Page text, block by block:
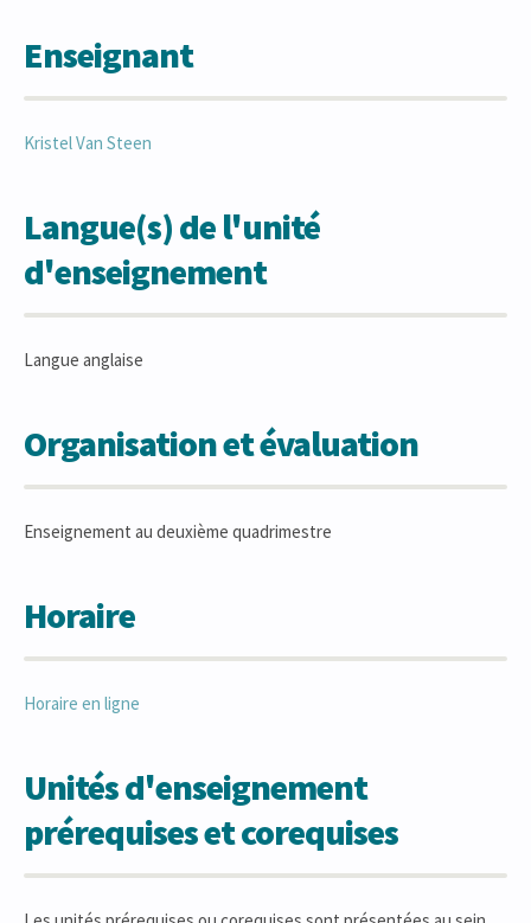
Enseignant
KristelVan Steen
Langue(s) de l'unité
d'enseignement
Langue anglaise
Organisation et évaluation
Enseignement au deuxième quadrimestre
Horaire
Horaire en ligne
Unités d'enseignement
prérequises et corequises